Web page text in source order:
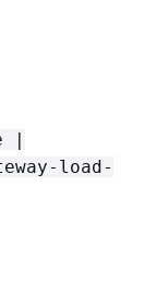
|
load-